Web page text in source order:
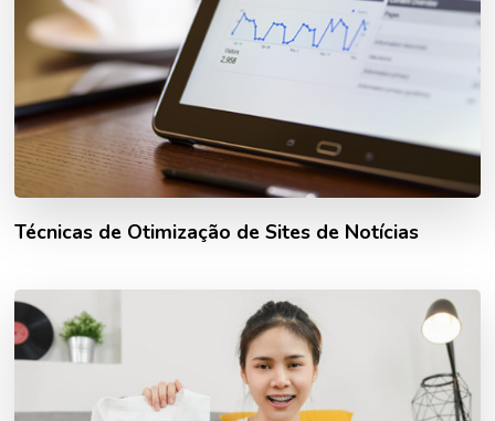
Técnicas de Otimização de Sites de Notícias